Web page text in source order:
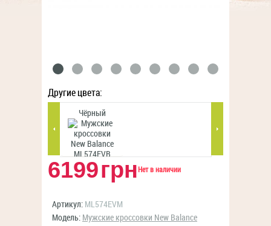
Другие цвета:
Чёрный
6199грн Нет в наличии
Артикул: ML574EVM
Модель: Мужские кроссовки New Balance